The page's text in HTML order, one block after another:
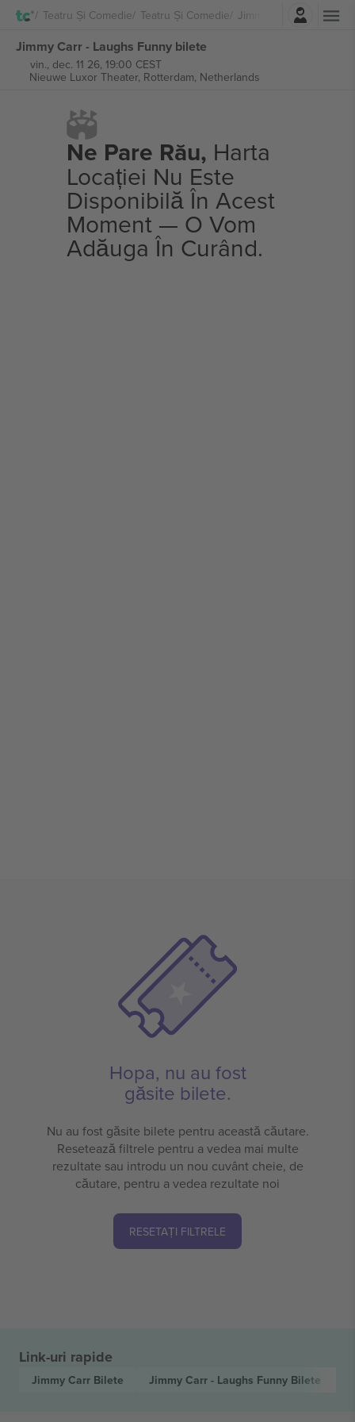
Teatru Și Comedie Teatru Și Comedie Jimmy Carr
Autentificare
Jimmy Carr - Laughs Funny bilete
vin., dec. 11 26, 19:00 CEST
Nieuwe Luxor Theater, Rotterdam, Netherlands
Ne Pare Rău, Harta
Locației Nu Este
Disponibilă În Acest
Moment — O Vom
Adăuga În Curând.
Hopa, nu au fost
găsite bilete.
Nu au fost găsite bilete pentru această căutare.
Resetează filtrele pentru a vedea mai multe
rezultate sau introdu un nou cuvânt cheie, de
căutare, pentru a vedea rezultate noi
RESETAȚI FILTRELE
Link-uri rapide
Jimmy Carr Bilete Jimmy Carr - Laughs Funny Bilete